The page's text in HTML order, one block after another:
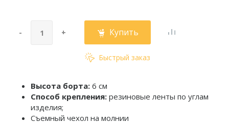
- + Купить
Быстрый заказ
Высота борта: 6 см
Способ крепления: резиновые ленты по углам
изделия;
Съемный чехол на молнии